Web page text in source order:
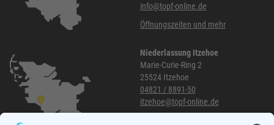
info@topf-online.de
Öffnungszeiten und mehr
Niederlassung Itzehoe
Marie-Curie-Ring 2
25524 Itzehoe
04821 / 8891-50
itzehoe@topf-online.de